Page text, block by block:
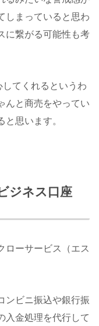
しまっていると思わ
に繋がる可能性も考
てくれるというわ
んと商売をやってい
思います。
ジネス口座
ローサービス（エス
ンビニ振込や銀行振
入金処理を代行して